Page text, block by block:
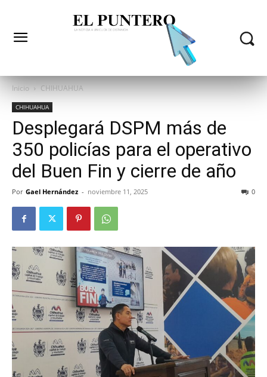
Inicio CHIHUAHUA
CHIHUAHUA
Desplegará DSPM más de
350 policías para el operativo
del Buen Fin y cierre de año
Por Gael Hernández - noviembre 11, 2025 0